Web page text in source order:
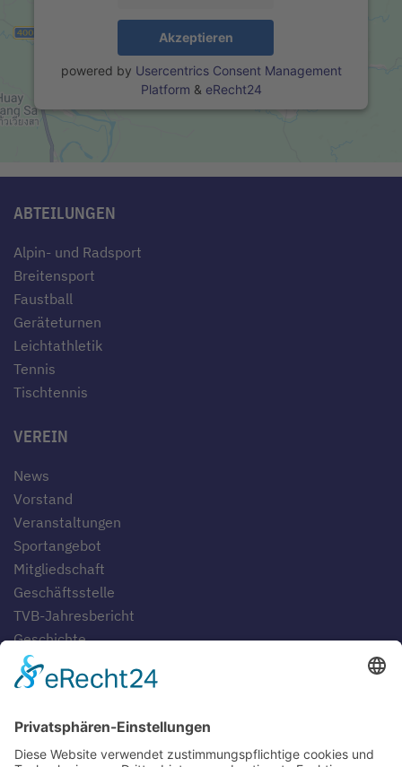
Akzeptieren
powered by Usercentrics Consent Management
Platform & eRecht24
ABTEILUNGEN
Alpin- und Radsport
Breitensport
Faustball
Geräteturnen
Leichtathletik
Tennis
Tischtennis
VEREIN
News
Vorstand
Veranstaltungen
Sportangebot
Mitgliedschaft
Geschäftsstelle
TVB-Jahresbericht
Geschichte
Gaststätten
Blog